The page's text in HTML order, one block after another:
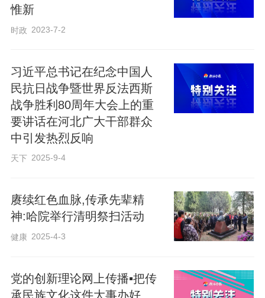
仁心映照光明：四十四载守医道
新中国成立后，从华北医科大学毕业的刘
世钺被分配到白求恩国际和平医院。面对
现实困难，他创新性地提出“三无手术
法”——在无显微镜、无人工晶体、无进口
他用萝卜反复练习缝合；自制仿真眼球模
型辅助教学……凭借这份攻坚克难的劲
头，他为数以千计的患者点亮光明。
1985年，上海患者王女士被眼睑恶性肿瘤
折磨得几近绝望，国内其他医院都因手术
惟新
时政 2023-7-2
习近平总书记在纪念中国人
民抗日战争暨世界反法西斯
战争胜利80周年大会上的重
要讲话在河北广大干部群众
中引发热烈反响
天下 2025-9-4
赓续红色血脉,传承先辈精
神:哈院举行清明祭扫活动
健康 2025-4-3
党的创新理论网上传播▪把传
承民族文化这件大事办好